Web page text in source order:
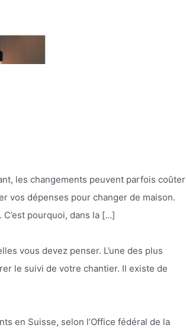
les changements peuvent parfois coûter
vos dépenses pour changer de maison.
pourquoi, dans la […]
vous devez penser. L’une des plus
le suivi de votre chantier. Il existe de
en Suisse, selon l’Office fédéral de la